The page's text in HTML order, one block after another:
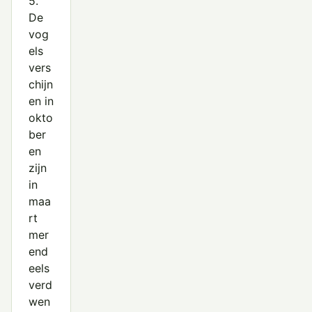
De
vog
els
vers
chijn
en in
okto
ber
en
zijn
in
maa
rt
mer
end
eels
verd
wen